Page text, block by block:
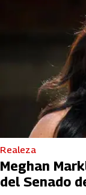
Realeza
Meghan
del Senado